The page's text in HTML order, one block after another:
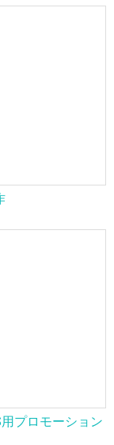
プロモーション